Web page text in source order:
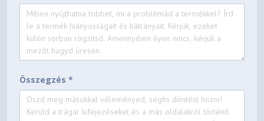
Összegzés *